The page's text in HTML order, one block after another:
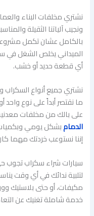
نشتري مخلفات البناء
ونجيب آلياتنا الثقيلة
بالكامل عشان تكمل
الميداني يخلص الشغل في
أي قطعة حديد أو خشب.
نشتري جميع أنواع السكراب
ما نقتصر أبداً على نوع
على بالك من مخلفات معدنية
الدمامبشكل يومي
إننا نستوعب خردتك مهما
سيارات شراء سكراب تجوب
لتلبية ندائك في أي وقت
مكيفات، أو حتى بلاستيك
خدمة شاملة تغنيك عن